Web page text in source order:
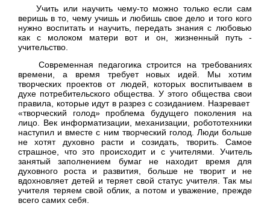
Учить или научить чему-то можно только если сам
веришь в то, чему учишь и любишь свое дело и того кого
нужно воспитать и научить, передать знания с любовью
как с молоком матери вот и он, жизненный путь -
учительство.
Современная педагогика строится на требованиях
времени, а время требует новых идей. Мы хотим
творческих проектов от людей, которых воспитываем в
духе потребительского общества. У этого общества свои
правила, которые идут в разрез с созиданием. Назревает
«творческий голод» проблема будущего поколения на
лицо. Век информатизации, механизации, робототехники
наступил и вместе с ним творческий голод. Люди больше
не хотят духовно расти и созидать, творить. Самое
страшное, что это происходит и с учителями. Учитель
занятый заполнением бумаг не находит время для
духовного роста и развития, больше не творит и не
вдохновляет детей и теряет свой статус учителя. Так мы
учителя теряем свой облик, а потом и уважение, прежде
всего самих себя.